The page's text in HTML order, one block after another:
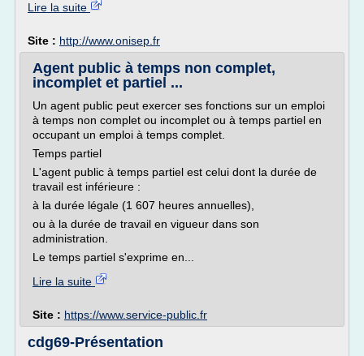
Lire la suite
Site : http://www.onisep.fr
Agent public à temps non complet,
incomplet et partiel ...
Un agent public peut exercer ses fonctions sur un emploi
à temps non complet ou incomplet ou à temps partiel en
occupant un emploi à temps complet.
Temps partiel
L'agent public à temps partiel est celui dont la durée de
travail est inférieure :
à la durée légale (1 607 heures annuelles),
ou à la durée de travail en vigueur dans son
administration.
Le temps partiel s'exprime en...
Lire la suite
Site : https://www.service-public.fr
cdg69-Présentation